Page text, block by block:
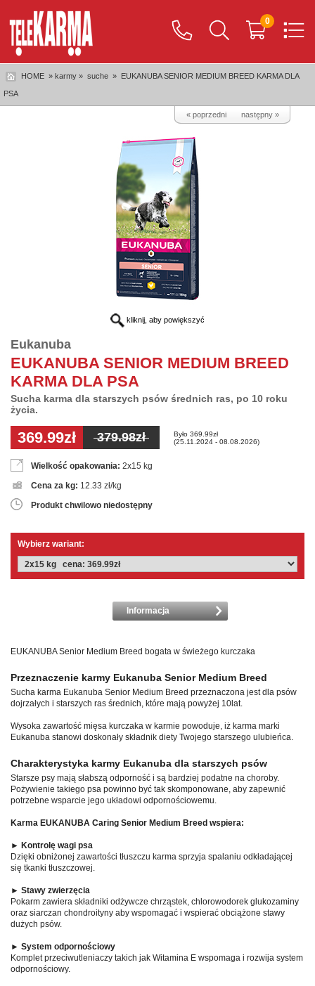
0
HOME » karmy » suche » EUKANUBA SENIOR MEDIUM BREED KARMA DLA
PSA
« poprzedni następny »
kliknij, aby powiększyć
Eukanuba
EUKANUBA SENIOR MEDIUM BREED
KARMA DLA PSA
Sucha karma dla starszych psów średnich ras, po 10 roku
życia.
369.99zł 379.98zł
Było 369.99zł
(25.11.2024 - 08.08.2026)
Wielkość opakowania: 2x15 kg
Cena za kg: 12.33 zł/kg
Produkt chwilowo niedostępny
Wybierz wariant:
Informacja
EUKANUBA Senior Medium Breed bogata w świeżego kurczaka
Przeznaczenie karmy Eukanuba Senior Medium Breed
Sucha karma Eukanuba Senior Medium Breed przeznaczona jest dla psów
dojrzałych i starszych ras średnich, które mają powyżej 10lat.
Wysoka zawartość mięsa kurczaka w karmie powoduje, iż karma marki
Eukanuba stanowi doskonały składnik diety Twojego starszego ulubieńca.
Charakterystyka karmy Eukanuba dla starszych psów
Starsze psy mają słabszą odporność i są bardziej podatne na choroby.
Pożywienie takiego psa powinno być tak skomponowane, aby zapewnić
potrzebne wsparcie jego układowi odpornościowemu.
Karma EUKANUBA Caring Senior Medium Breed wspiera:
► Kontrolę wagi psa
Dzięki obniżonej zawartości tłuszczu karma sprzyja spalaniu odkładającej
się tkanki tłuszczowej.
► Stawy zwierzęcia
Pokarm zawiera składniki odżywcze chrząstek, chlorowodorek glukozaminy
oraz siarczan chondroityny aby wspomagać i wspierać obciążone stawy
dużych psów.
► System odpornościowy
Komplet przeciwutleniaczy takich jak Witamina E wspomaga i rozwija system
odpornościowy.